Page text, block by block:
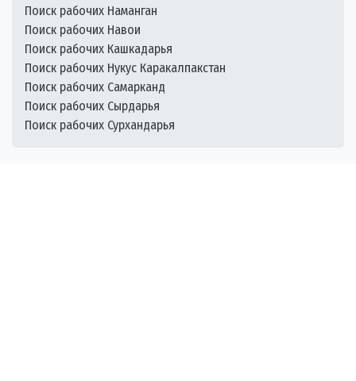
Поиск рабочих Наманган
Поиск рабочих Навои
Поиск рабочих Кашкадарья
Поиск рабочих Нукус Каракалпакстан
Поиск рабочих Самарканд
Поиск рабочих Сырдарья
Поиск рабочих Сурхандарья